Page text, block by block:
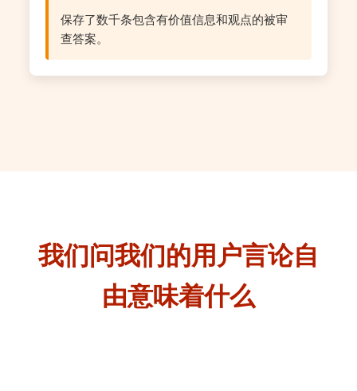
保存了数千条包含有价值信息和观点的被审
查答案。
我们问我们的用户言论自
由意味着什么